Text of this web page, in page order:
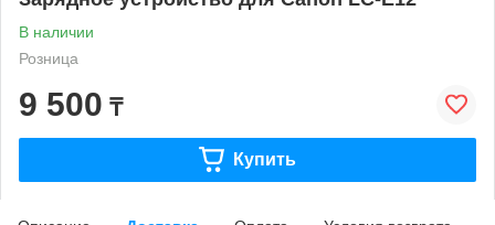
В наличии
Розница
9 500 ₸
Купить